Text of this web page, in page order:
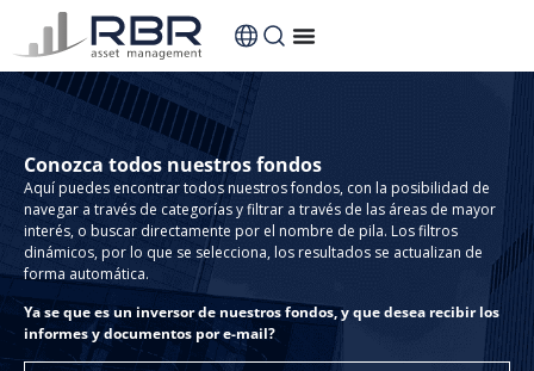
contenido
Conozca todos nuestros fondos
Aquí puedes encontrar todos nuestros fondos, con la posibilidad de
navegar a través de categorías y filtrar a través de las áreas de mayor
interés, o buscar directamente por el nombre de pila. Los filtros
dinámicos, por lo que se selecciona, los resultados se actualizan de
forma automática.
Ya se que es un inversor de nuestros fondos, y que desea recibir los
informes y documentos por e-mail?